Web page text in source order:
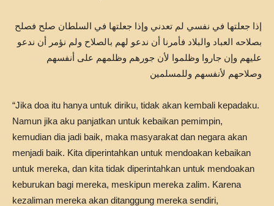
إذا جعلتها في نفسي لم تعدني وإذا جعلتها في السلطان صلح فصلح
بصلاحه العباد والبلاد فأمرنا أن ندعو لهم بالصلاح ولم نؤمر أن ندعو
عليهم وإن جاروا وظلموا لأن جورهم وظلمهم على أنفسهم
وصلاحهم لأنفسهم وللمسلمين
“Jika doa itu hanya untuk diriku, tidak akan kembali kepadaku.
Namun jika aku panjatkan untuk kebaikan pemimpin,
kemudian dia jadi baik, maka masyarakat dan negara akan
menjadi baik. Kita diperintahkan untuk mendoakan kebaikan
untuk mereka, dan kita tidak diperintahkan untuk mendoakan
keburukan bagi mereka, meskipun mereka zalim. Karena
kezaliman mereka akan ditanggung mereka sendiri,